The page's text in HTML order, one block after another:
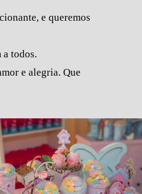
e queremos
a todos.
e alegria. Que